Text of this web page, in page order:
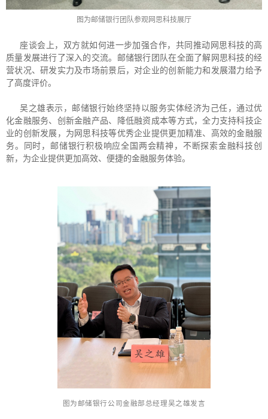
图为邮储银行团队参观网思科技展厅
座谈会上，双方就如何进一步加强合作，共同推动网思科技的高
质量发展进行了深入的交流。邮储银行团队在全面了解网思科技的经
营状况、研发实力及市场前景后，对企业的创新能力和发展潜力给予
了高度评价。
吴之雄表示，邮储银行始终坚持以服务实体经济为己任，通过优
化金融服务、创新金融产品、降低融资成本等方式，全力支持科技企
业的创新发展，为网思科技等优秀企业提供更加精准、高效的金融服
务。同时，邮储银行积极响应全国两会精神，不断探索金融科技创
新，为企业提供更加高效、便捷的金融服务体验。
图为 邮储银行 公司金融部总经理吴之雄发言